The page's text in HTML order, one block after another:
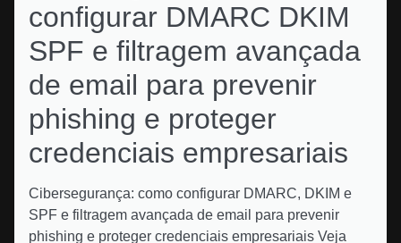
configurar DMARC DKIM
SPF e filtragem avançada
de email para prevenir
phishing e proteger
credenciais empresariais
Cibersegurança: como configurar DMARC, DKIM e
SPF e filtragem avançada de email para prevenir
phishing e proteger credenciais empresariais Veja